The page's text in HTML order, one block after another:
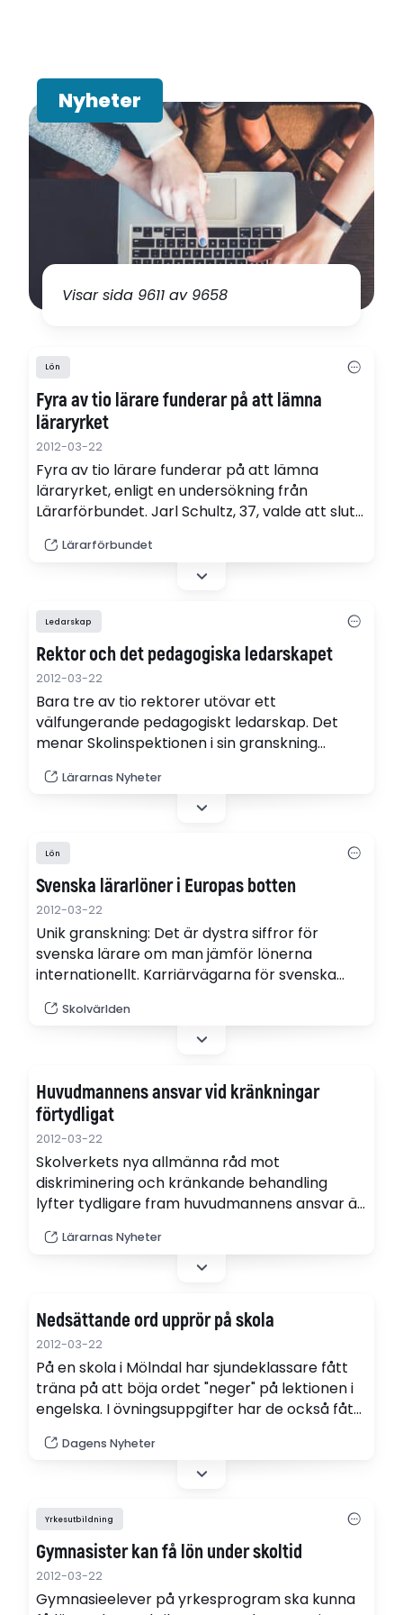
sidinnehållNyheter
Visar sida 9611 av 9658
Lön
Fyra av tio lärare funderar på att lämna
läraryrket
2012-03-22
Fyra av tio lärare funderar på att lämna
läraryrket, enligt en undersökning från
Lärarförbundet. Jarl Schultz, 37, valde att sluta
Lärarförbundet
Ledarskap
Rektor och det pedagogiska ledarskapet
2012-03-22
Bara tre av tio rektorer utövar ett
välfungerande pedagogiskt ledarskap. Det
menar Skolinspektionen i sin granskning
Lärarnas Nyheter
Lön
Svenska lärarlöner i Europas botten
2012-03-22
Unik granskning: Det är dystra siffror för
svenska lärare om man jämför lönerna
internationellt. Karriärvägarna för svenska
Skolvärlden
Huvudmannens ansvar vid kränkningar
förtydligat
2012-03-22
Skolverkets nya allmänna råd mot
diskriminering och kränkande behandling
lyfter tydligare fram huvudmannens ansvar än
Lärarnas Nyheter
Nedsättande ord upprör på skola
2012-03-22
På en skola i Mölndal har sjundeklassare fått
träna på att böja ordet "neger" på lektionen i
engelska. I övningsuppgifter har de också fått
negrerna".
Dagens Nyheter
Yrkesutbildning
Gymnasister kan få lön under skoltid
2012-03-22
Gymnasieelever på yrkesprogram ska kunna